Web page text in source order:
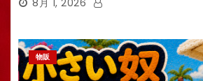
8月 1, 2026
物販